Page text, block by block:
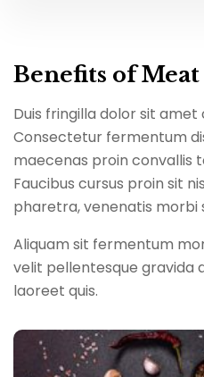
Benefits of Meat
Duis fringilla dolor sit
Consectetur fermentum
maecenas proin convallis
Faucibus cursus proin sit
pharetra, venenatis morbi
Aliquam sit fermentum
velit pellentesque gravida
laoreet quis.